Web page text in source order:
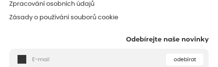
Zpracování osobních údajů
Zásady o používání souborů cookie
Odebírejte naše novinky
odebírat